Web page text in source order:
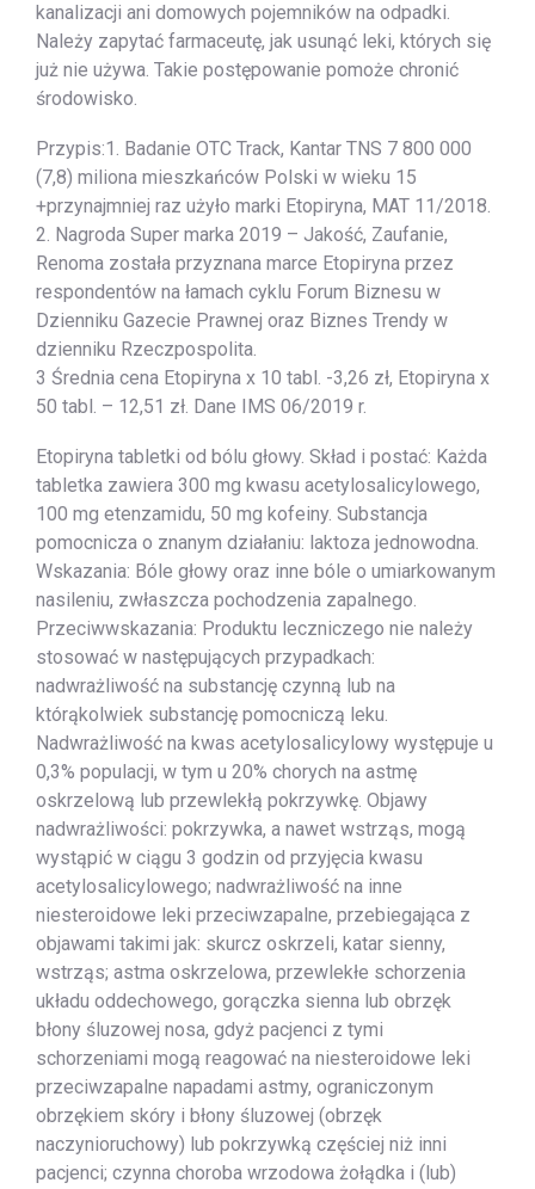
kanalizacji ani domowych pojemników na odpadki.
Należy zapytać farmaceutę, jak usunąć leki, których się
już nie używa. Takie postępowanie pomoże chronić
środowisko.
Przypis:1. Badanie OTC Track, Kantar TNS 7 800 000
(7,8) miliona mieszkańców Polski w wieku 15
+przynajmniej raz użyło marki Etopiryna, MAT 11/2018.
2. Nagroda Super marka 2019 – Jakość, Zaufanie,
Renoma została przyznana marce Etopiryna przez
respondentów na łamach cyklu Forum Biznesu w
Dzienniku Gazecie Prawnej oraz Biznes Trendy w
dzienniku Rzeczpospolita.
3 Średnia cena Etopiryna x 10 tabl. -3,26 zł, Etopiryna x
50 tabl. – 12,51 zł. Dane IMS 06/2019 r.
Etopiryna tabletki od bólu głowy. Skład i postać: Każda
tabletka zawiera 300 mg kwasu acetylosalicylowego,
100 mg etenzamidu, 50 mg kofeiny. Substancja
pomocnicza o znanym działaniu: laktoza jednowodna.
Wskazania: Bóle głowy oraz inne bóle o umiarkowanym
nasileniu, zwłaszcza pochodzenia zapalnego.
Przeciwwskazania: Produktu leczniczego nie należy
stosować w następujących przypadkach:
nadwrażliwość na substancję czynną lub na
którąkolwiek substancję pomocniczą leku.
Nadwrażliwość na kwas acetylosalicylowy występuje u
0,3% populacji, w tym u 20% chorych na astmę
oskrzelową lub przewlekłą pokrzywkę. Objawy
nadwrażliwości: pokrzywka, a nawet wstrząs, mogą
wystąpić w ciągu 3 godzin od przyjęcia kwasu
acetylosalicylowego; nadwrażliwość na inne
niesteroidowe leki przeciwzapalne, przebiegająca z
objawami takimi jak: skurcz oskrzeli, katar sienny,
wstrząs; astma oskrzelowa, przewlekłe schorzenia
układu oddechowego, gorączka sienna lub obrzęk
błony śluzowej nosa, gdyż pacjenci z tymi
schorzeniami mogą reagować na niesteroidowe leki
przeciwzapalne napadami astmy, ograniczonym
obrzękiem skóry i błony śluzowej (obrzęk
naczynioruchowy) lub pokrzywką częściej niż inni
pacjenci; czynna choroba wrzodowa żołądka i (lub)